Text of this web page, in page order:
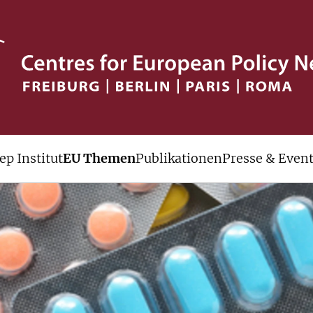
InstitutEU ThemenPublikationenPresse &